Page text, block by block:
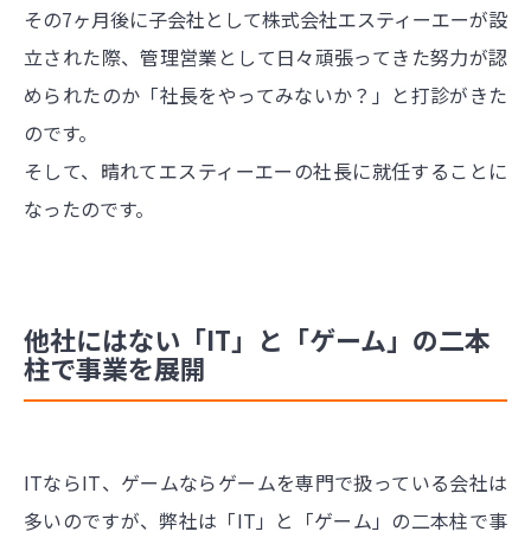
その7ヶ月後に子会社として株式会社エスティーエーが設
立された際、管理営業として日々頑張ってきた努力が認
められたのか「社長をやってみないか？」と打診がきた
のです。
そして、晴れてエスティーエーの社長に就任することに
なったのです。
他社にはない「IT」と「ゲーム」の二本
柱で事業を展開
ITならIT、ゲームならゲームを専門で扱っている会社は
多いのですが、弊社は「IT」と「ゲーム」の二本柱で事